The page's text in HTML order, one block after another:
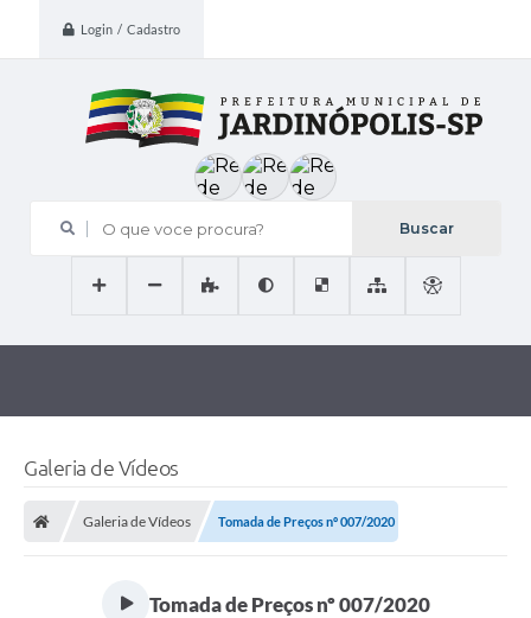
Login / Cadastro
O que voce procura?
Galeria de Vídeos
Galeria de Vídeos Tomada de Preços nº 007/2020
Tomada de Preços nº 007/2020